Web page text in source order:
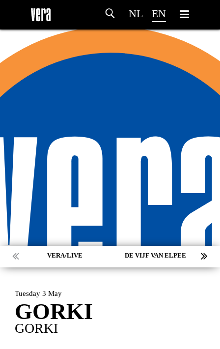
NL EN
VERA/LIVE DE VIJF VAN ELPEE
Tuesday 3 May
GORKI
GORKI